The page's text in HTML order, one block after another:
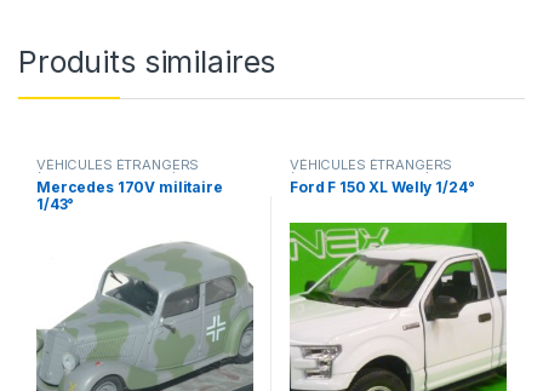
Produits similaires
VÉHICULES ÉTRANGERS
(voitures,camions ...),
VÉHICULES INTERVENTION
(gendarmerie, pompiers, police,
Mercedes 170V militaire
1/43°
VÉHICULES ÉTRANGERS
(voitures,camions ...)
Ford F 150 XL Welly 1/24°